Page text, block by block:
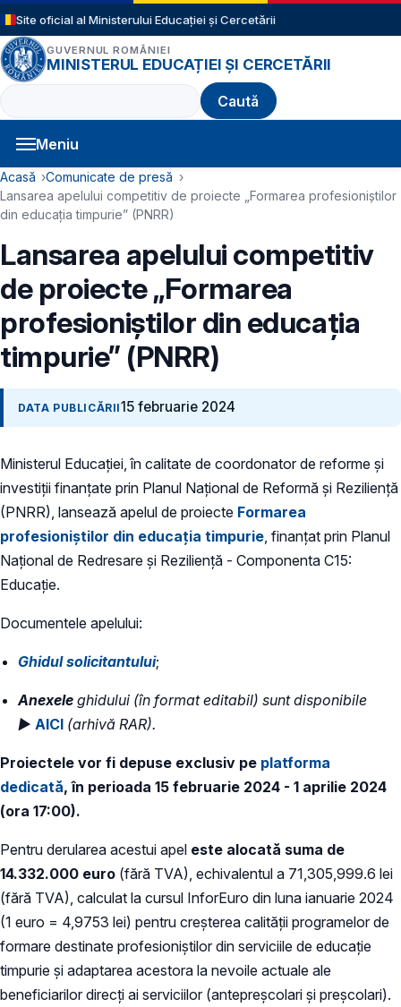
Sari la conținutul principal
Site oficial al Ministerului Educației și Cercetării
GUVERNUL ROMÂNIEI
MINISTERUL EDUCAȚIEI ȘI CERCETĂRII
Caută
Meniu
Navigație principală
Cale de navigare
Acasă
Comunicate de presă
Lansarea apelului competitiv de proiecte „Formarea profesioniștilor
din educația timpurie” (PNRR)
Lansarea apelului competitiv
de proiecte „Formarea
profesioniștilor din educația
timpurie” (PNRR)
DATA PUBLICĂRII15 februarie 2024
Ministerul Educației, în calitate de coordonator de reforme și
investiții finanțate prin Planul Național de Reformă și Reziliență
(PNRR), lansează apelul de proiecte Formarea
profesioniștilor din educația timpurie , finanțat prin Planul
Național de Redresare și Reziliență - Componenta C15:
Educație.
Documentele apelului:
Ghidul solicitantului;
Anexele ghidului (în format editabil) sunt disponibile
► AICI (arhivă RAR).
Proiectele vor fi depuse exclusiv pe platforma
dedicată, în perioada 15 februarie 2024 - 1 aprilie 2024
(ora 17:00).
Pentru derularea acestui apel este alocată suma de
14.332.000 euro (fără TVA), echivalentul a 71,305,999.6 lei
(fără TVA), calculat la cursul InforEuro din luna ianuarie 2024
(1 euro = 4,9753 lei) pentru creșterea calității programelor de
formare destinate profesioniștilor din serviciile de educație
timpurie și adaptarea acestora la nevoile actuale ale
beneficiarilor direcți ai serviciilor (antepreșcolari și preșcolari).